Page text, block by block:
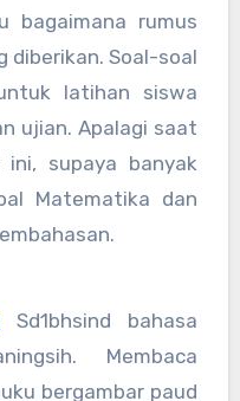
bagaimana rumus
diberikan. Soal-soal
latihan siswa
ujian. Apalagi saat
supaya banyak
Matematika dan
Sd1bhsind bahasa
Membaca
bergambar paud